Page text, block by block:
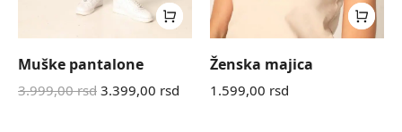
Muške pantalone
3.999,00rsd 3.399,00 rsd
Ženska majica
1.599,00 rsd